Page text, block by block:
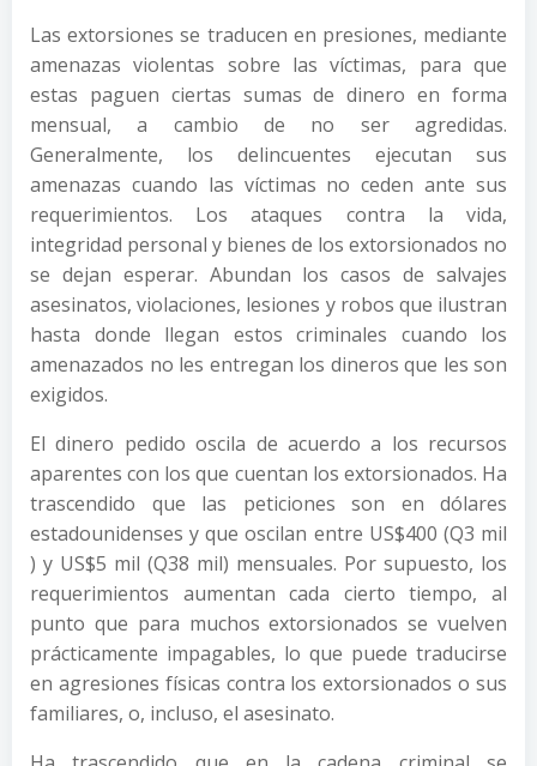
Las extorsiones se traducen en presiones, mediante
amenazas violentas sobre las víctimas, para que
estas paguen ciertas sumas de dinero en forma
mensual, a cambio de no ser agredidas.
Generalmente, los delincuentes ejecutan sus
amenazas cuando las víctimas no ceden ante sus
requerimientos. Los ataques contra la vida,
integridad personal y bienes de los extorsionados no
se dejan esperar. Abundan los casos de salvajes
asesinatos, violaciones, lesiones y robos que ilustran
hasta donde llegan estos criminales cuando los
amenazados no les entregan los dineros que les son
exigidos.
El dinero pedido oscila de acuerdo a los recursos
aparentes con los que cuentan los extorsionados. Ha
trascendido que las peticiones son en dólares
estadounidenses y que oscilan entre US$400 (Q3 mil
) y US$5 mil (Q38 mil) mensuales. Por supuesto, los
requerimientos aumentan cada cierto tiempo, al
punto que para muchos extorsionados se vuelven
prácticamente impagables, lo que puede traducirse
en agresiones físicas contra los extorsionados o sus
familiares, o, incluso, el asesinato.